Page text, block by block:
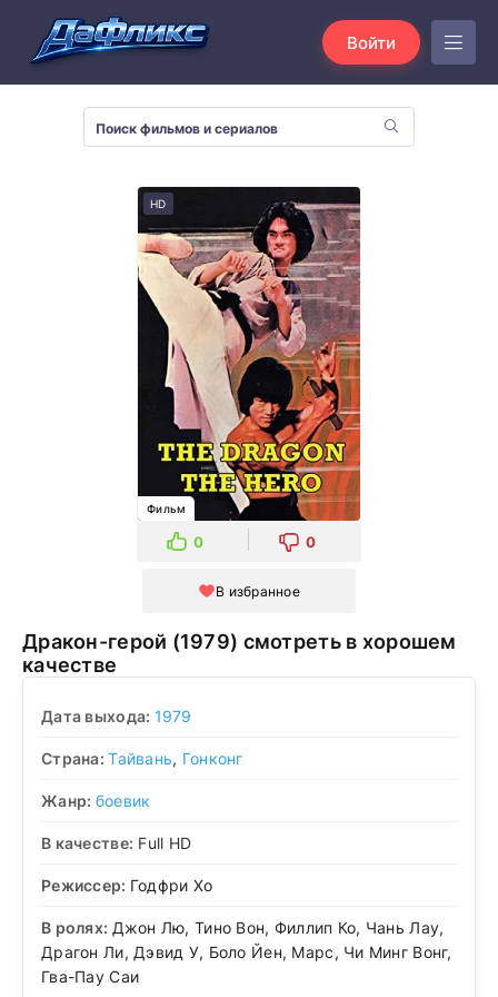
Войти
HD
Фильм
0 0
В избранное
Дракон-герой (1979) смотреть в хорошем
качестве
Дата выхода: 1979
Страна:Тайвань, Гонконг
Жанр: боевик
В качестве: Full HD
Режиссер: Годфри Хо
В ролях: Джон Лю, Тино Вон, Филлип Ко, Чань Лау,
Драгон Ли, Дэвид У, Боло Йен, Марс, Чи Минг Вонг,
Гва-Пау Саи